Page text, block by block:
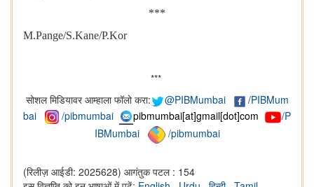
***
M.Pange/S.Kane/P.Kor
***
सोशल मिडियावर आम्हाला फॉलो करा:
@PIBMumbai /PIBMum
bai
/pibmumbai pibmumbai[at]gmail[dot]com
/P
IBMumbai
/pibmumbai
(रिलीज़ आईडी: 2025628) आगंतुक पटल : 154